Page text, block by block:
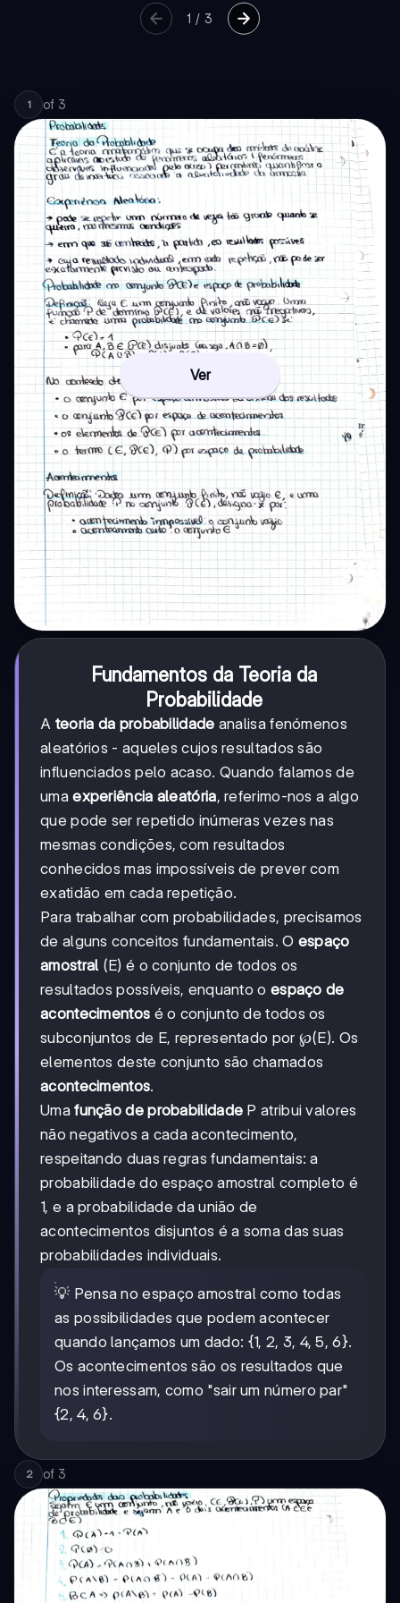
1 / 3
1 of 3
Ver
Fundamentos da Teoria da
Probabilidade
A teoria da probabilidade analisa fenómenos
aleatórios - aqueles cujos resultados são
influenciados pelo acaso. Quando falamos de
umaexperiência aleatória, referimo-nos a algo
que pode ser repetido inúmeras vezes nas
mesmas condições, com resultados
conhecidos mas impossíveis de prever com
exatidão em cada repetição.
Para trabalhar com probabilidades, precisamos
de alguns conceitos fundamentais. O espaço
amostral (E) é o conjunto de todos os
resultados possíveis, enquanto o espaço de
acontecimentos é o conjunto de todos os
subconjuntos de E, representado por ℘(E). Os
elementos deste conjunto são chamados
acontecimentos.
Umafunção de probabilidade P atribui valores
não negativos a cada acontecimento,
respeitando duas regras fundamentais: a
probabilidade do espaço amostral completo é
1, e a probabilidade da união de
acontecimentos disjuntos é a soma das suas
probabilidades individuais.
💡 Pensa no espaço amostral como todas
as possibilidades que podem acontecer
quando lançamos um dado: {1, 2, 3, 4, 5, 6}.
Os acontecimentos são os resultados que
nos interessam, como "sair um número par"
{2, 4, 6}.
2 of 3